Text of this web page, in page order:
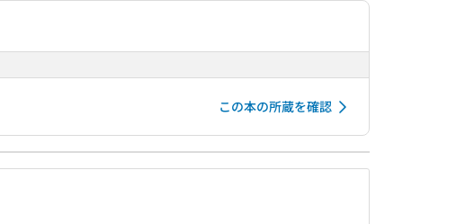
この本の所蔵を確認